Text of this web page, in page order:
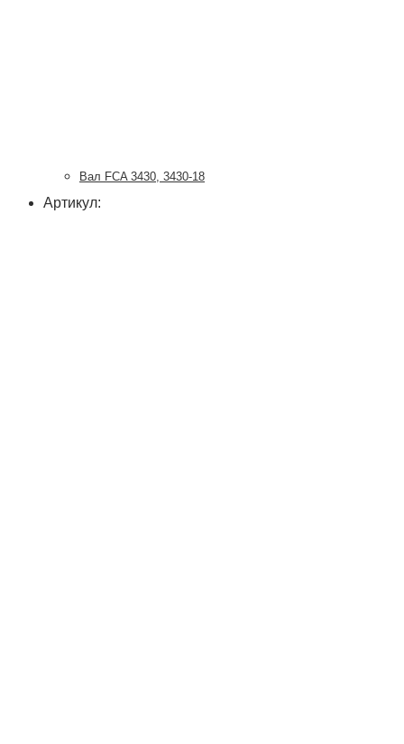
Вал FCA 3430, 3430-18
Артикул: